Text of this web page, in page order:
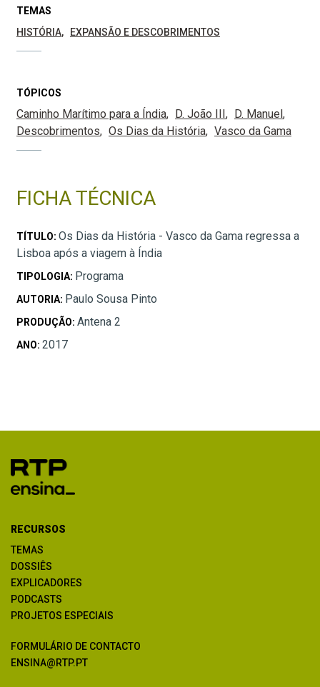
TEMAS
HISTÓRIA
EXPANSÃO E DESCOBRIMENTOS
TÓPICOS
Caminho Marítimo para a Índia D. João III
D. Manuel
Descobrimentos
Os Dias da História Vasco da Gama
FICHA TÉCNICA
TÍTULO: Os Dias da História - Vasco da Gama regressa a
Lisboa após a viagem à Índia
TIPOLOGIA: Programa
AUTORIA: Paulo Sousa Pinto
PRODUÇÃO: Antena 2
ANO: 2017
RECURSOS
TEMAS
DOSSIÊS
EXPLICADORES
PODCASTS
PROJETOS ESPECIAIS
FORMULÁRIO DE CONTACTO
ENSINA@RTP.PT